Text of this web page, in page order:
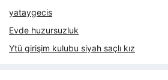
yataygecis
Evde huzursuzluk
Ytü girişim kulubu siyah saçlı kız